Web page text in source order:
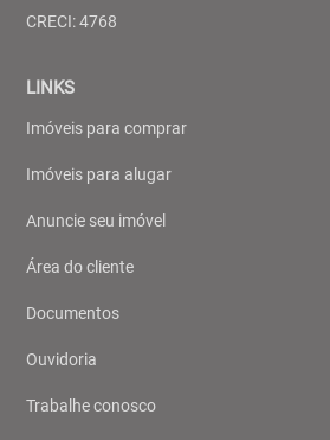
CRECI: 4768
LINKS
Imóveis para comprar
Imóveis para alugar
Anuncie seu imóvel
Área do cliente
Documentos
Ouvidoria
Trabalhe conosco